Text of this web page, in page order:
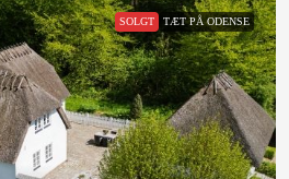
SOLGT TÆT PÅ ODENSE